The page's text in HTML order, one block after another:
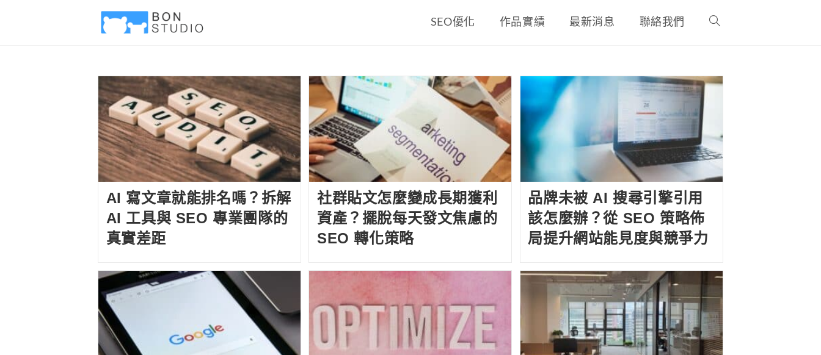
SEO優化 作品實績 最新消息 聯絡我們
AI 寫文章就能排名嗎？拆解
AI 工具與 SEO 專業團隊的
真實差距
社群貼文怎麼變成長期獲利
資產？擺脫每天發文焦慮的
SEO 轉化策略
品牌未被 AI 搜尋引擎引用
該怎麼辦？從 SEO 策略佈
局提升網站能見度與競爭力